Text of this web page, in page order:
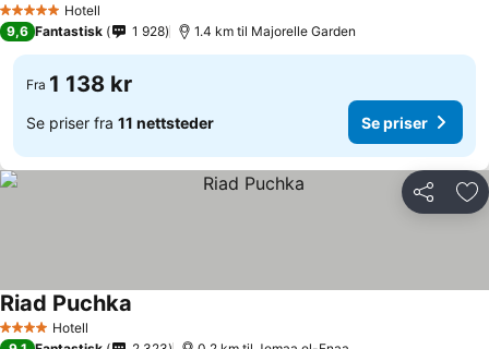
5 Stjerner Hotell
9,6 Fantastisk 1 928 1.4 km til Majorelle Garden
Fra 1 138 kr
Se priser fra 11 nettsteder Se priser
Del
4 StjernerHotell
Riad Puchka